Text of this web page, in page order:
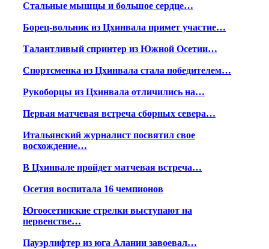
Стальные мышцы и большое сердце…
Борец-вольник из Цхинвала примет участие…
Талантливый спринтер из Южной Осетии…
Спортсменка из Цхинвала стала победителем…
Рукоборцы из Цхинвала отличились на…
Первая матчевая встреча сборных севера…
Итальянский журналист посвятил свое
восхождение…
В Цхинвале пройдет матчевая встреча…
Осетия воспитала 16 чемпионов
Югоосетинские стрелки выступают на
первенстве…
Пауэрлифтер из юга Алании завоевал…